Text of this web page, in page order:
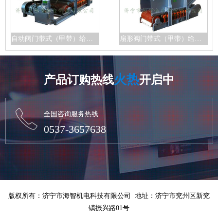
产品订购热线火热开启中
全国咨询服务热线
0537-3657638
版权所有：济宁市海智机电科技有限公司 地址：济宁市兖州区新兖
镇振兴路01号